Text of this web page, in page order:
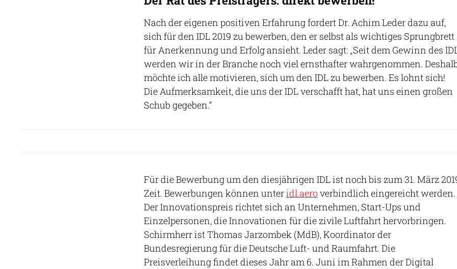
Nach der eigenen positiven Erfahrung fordert Dr. Achim Leder dazu auf,
sich für den IDL 2019 zu bewerben, den er selbst als wichtiges Sprungbrett
für Anerkennung und Erfolg ansieht. Leder sagt: „Seit dem Gewinn des
werden wir in der Branche noch viel ernsthafter wahrgenommen.
möchte ich alle motivieren, sich um den IDL zu bewerben. Es lohnt sich!
Die Aufmerksamkeit, die uns der IDL verschafft hat, hat uns einen großen
Schub gegeben.“
Für die Bewerbung um den diesjährigen IDL ist noch bis zum 31. März
Zeit. Bewerbungen können unteridl.aeroverbindlich eingereicht werden.
Der Innovationspreis richtet sich an Unternehmen, Start-Ups und
Einzelpersonen, die Innovationen für die zivile Luftfahrt hervorbringen.
Schirmherr ist Thomas Jarzombek (MdB), Koordinator der
Bundesregierung für die Deutsche Luft- und Raumfahrt. Die
Preisverleihung findet dieses Jahr am 6. Juni im Rahmen der Digital